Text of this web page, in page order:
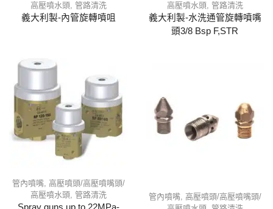
高壓噴水頭, 管路清洗
義大利製-內管旋轉噴咀
高壓噴水頭, 管路清洗
義大利製-水洗通管旋轉噴嘴
頭3/8 Bsp F,STR
管內噴嘴, 高壓噴頭/高壓噴嘴頭/
高壓噴水頭, 管路清洗 管內噴嘴, 高壓噴頭/高壓噴嘴頭/